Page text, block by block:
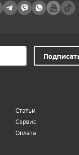
Статьи
Сервис
Оплата